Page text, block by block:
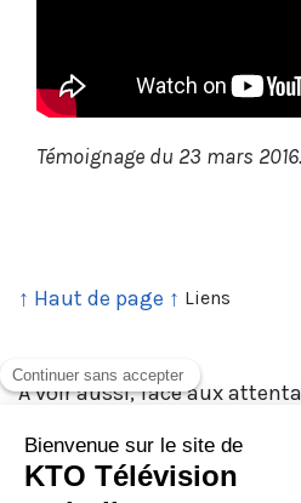
Témoignage du 23 mars 2016.
↑ Haut de page ↑ Liens
A voir aussi, face aux
A lire, le communiqué des